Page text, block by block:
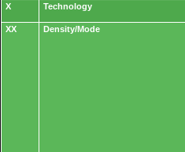
X
Technology
XX
Density/Mode